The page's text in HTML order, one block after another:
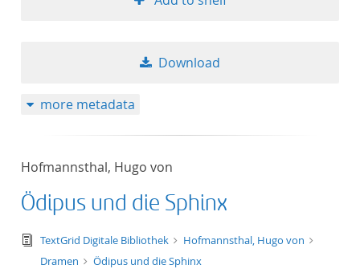
Download
more metadata
Hofmannsthal, Hugo von
Ödipus und die Sphinx
text/tg.edition+tg.aggregation+xml
TextGrid Digitale Bibliothek
Hofmannsthal, Hugo von
Dramen
Ödipus und die Sphinx